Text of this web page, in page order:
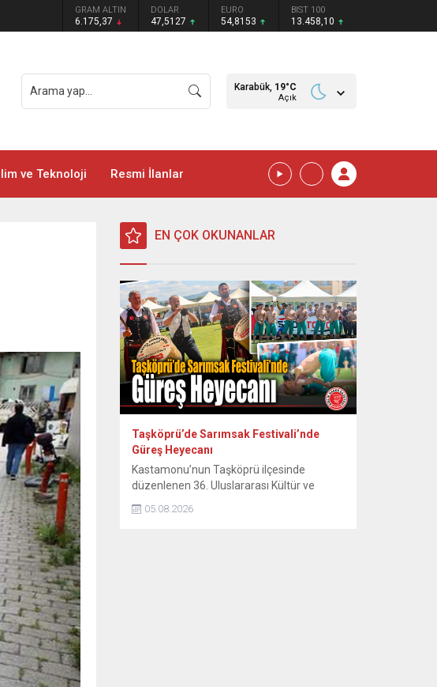
GRAM ALTIN
6.175,37
DOLAR
47,5127
EURO
54,8153
BIST 100
13.458,10
Karabük, 19°C
Açık
ve Teknoloji Resmi İlanlar
EN ÇOK OKUNANLAR
Taşköprü’de Sarımsak Festivali’nde
Güreş Heyecanı
Kastamonu’nun Taşköprü ilçesinde
düzenlenen 36. Uluslararası Kültür ve
Karakucak Türkiye Şampiyonası ile
05.08.2026